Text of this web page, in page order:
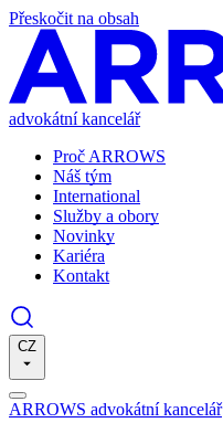
Přeskočit na obsah
advokátní kancelář
Proč ARROWS
Náš tým
International
Služby a obory
Novinky
Kariéra
Kontakt
CZ
ARROWS advokátní kancelář